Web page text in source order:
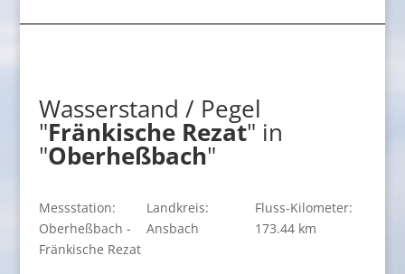
Wasserstand / Pegel
"Fränkische Rezat" in
"Oberheßbach"
Messstation:
Oberheßbach -
Fränkische Rezat
Landkreis:
Ansbach
Fluss-Kilometer:
173.44 km